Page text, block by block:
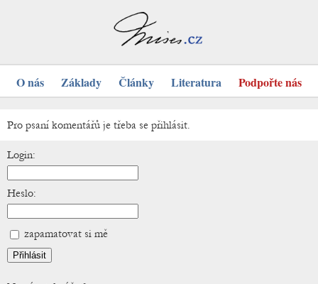
O nás Základy Články Literatura Podpořte nás
Pro psaní komentářů je třeba se přihlásit.
Login:
Heslo:
zapamatovat si mě